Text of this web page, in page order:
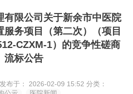
有限公司关于新余市中医院
服务项目（第二次）（项目
CZXM-1）的竞争性磋商
流标公告
发布于： 2026-02-09 15:52 分类：